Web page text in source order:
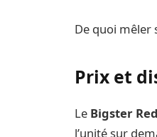
De quoi mêler
Prix et
Le Bigster
l’unité sur